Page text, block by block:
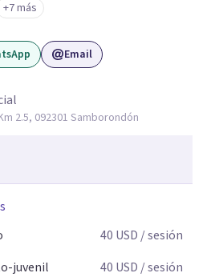
cómoda y yendo a su propio
necesitas entender mejor lo
tu propio ritmo.
+7 más
Email
2.5, 092301 Samborondón
40 USD / sesión
juvenil
40 USD / sesión